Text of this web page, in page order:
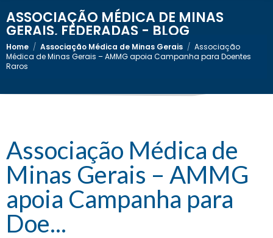
ASSOCIAÇÃO MÉDICA DE MINAS
GERAIS, FEDERADAS - BLOG
Home / Associação Médica de Minas Gerais / Associação
Médica de Minas Gerais – AMMG apoia Campanha para Doentes
Raros
Associação Médica de
Minas Gerais – AMMG
apoia Campanha para
Doe...